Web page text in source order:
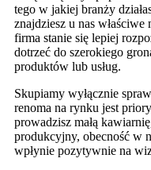
tego w jakiej branży
znajdziesz u nas
firma stanie się lepiej
dotrzeć do szerokiego
produktów lub usług.
Skupiamy wyłącznie
renoma na rynku jest
prowadzisz małą
produkcyjny, obecność w
wpłynie pozytywnie na